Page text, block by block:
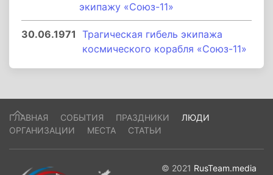
экипажу «Союз-11»
30.06.1971 Трагическая гибель экипажа
космического корабля «Союз-11»
ГЛАВНАЯ СОБЫТИЯ ПРАЗДНИКИ
ЛЮДИ
ОРГАНИЗАЦИИ
МЕСТА СТАТЬИ
© 2021 RusTeam.media